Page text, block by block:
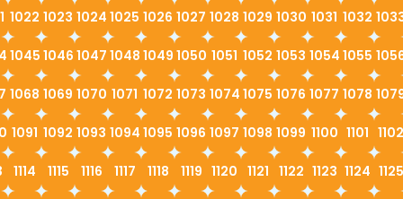
1022 1023 1024 1025 1026 1027 1028 1029 1030 1031 1032
1045 1046 1047 1048 1049 1050 1051 1052 1053 1054 1055
1068 1069 1070 1071 1072 1073 1074 1075 1076 1077 1078
1091 1092 1093 1094 1095 1096 1097 1098 1099 1100 1101 1102
1114 1115 1116 1117 1118 1119 1120 1121 1122 1123 1124 1125